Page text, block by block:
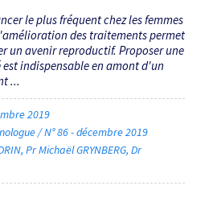
le plus fréquent chez les femmes
des traitements permet
un avenir reproductif. Proposer une
indispensable en amont d'un
...
2019
/ N° 86 - décembre 2019
Pr Michaël GRYNBERG Dr